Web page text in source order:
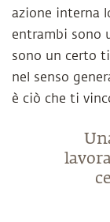
azione interna
entrambi sono
sono un certo
nel senso
è ciò che ti